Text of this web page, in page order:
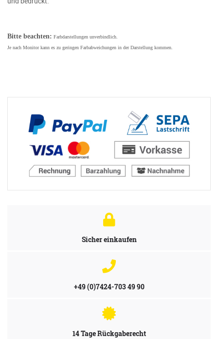
Bitte beachten: Farbdarstellungen unverbindlich.
Je nach Monitor kann es zu geringen Farbabweichungen in der Darstellung kommen.
Sicher einkaufen
+49 (0)7424-703 49 90
14 Tage Rückgaberecht